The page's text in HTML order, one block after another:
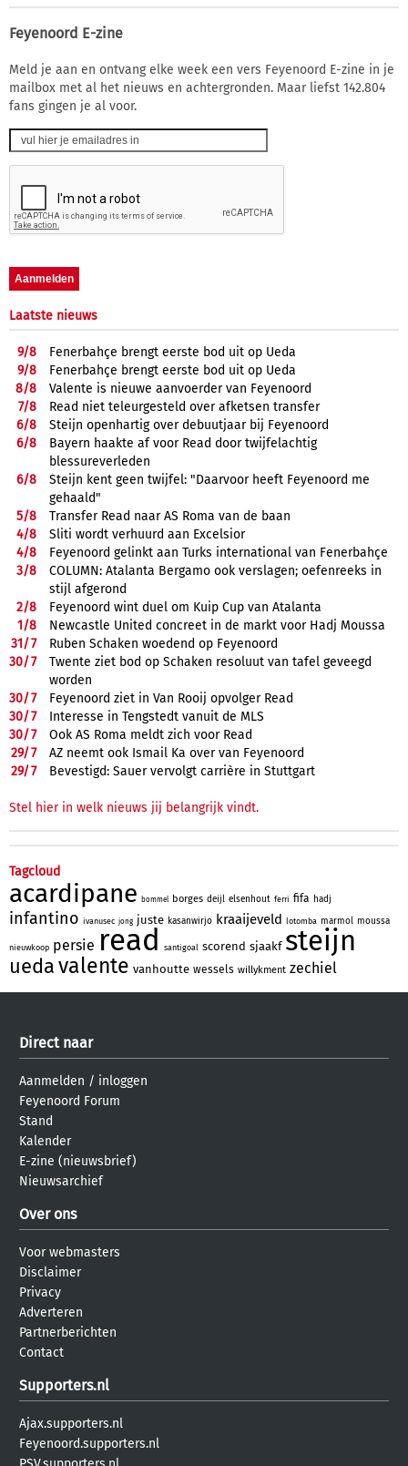
Feyenoord E-zine
Meld je aan en ontvang elke week een vers Feyenoord E-zine in je
mailbox met al het nieuws en achtergronden. Maar liefst 142.804
fans gingen je al voor.
Laatste nieuws
9/8
Fenerbahçe brengt eerste bod uit op Ueda
9/8
Fenerbahçe brengt eerste bod uit op Ueda
8/8
Valente is nieuwe aanvoerder van Feyenoord
7/8
Read niet teleurgesteld over afketsen transfer
6/8
Steijn openhartig over debuutjaar bij Feyenoord
6/8
Bayern haakte af voor Read door twijfelachtig
blessureverleden
6/8
Steijn kent geen twijfel: "Daarvoor heeft Feyenoord me
gehaald"
5/8
Transfer Read naar AS Roma van de baan
4/8
Sliti wordt verhuurd aan Excelsior
4/8
Feyenoord gelinkt aan Turks international van Fenerbahçe
3/8
COLUMN: Atalanta Bergamo ook verslagen; oefenreeks in
stijl afgerond
2/8
Feyenoord wint duel om Kuip Cup van Atalanta
1/8
Newcastle United concreet in de markt voor Hadj Moussa
31/7
Ruben Schaken woedend op Feyenoord
30/7
Twente ziet bod op Schaken resoluut van tafel geveegd
worden
30/7
Feyenoord ziet in Van Rooij opvolger Read
30/7
Interesse in Tengstedt vanuit de MLS
30/7
Ook AS Roma meldt zich voor Read
29/7
AZ neemt ook Ismail Ka over van Feyenoord
29/7 Bevestigd: Sauer vervolgt carrière in Stuttgart
Stel hier in welk nieuws jij belangrijk vindt.
Tagcloud
acardipane bommel borges deijl elsenhout ferri fifa hadj
infantino ivanusec jong juste kasanwirjo kraaijeveld lotomba marmol moussa
nieuwkoop persie read santigoal scorend sjaakf steijn
uedavalente vanhoutte wessels willykment zechiel
Direct naar
Aanmelden / inloggen
Feyenoord Forum
Stand
Kalender
E-zine (nieuwsbrief)
Nieuwsarchief
Over ons
Voor webmasters
Disclaimer
Privacy
Adverteren
Partnerberichten
Contact
Supporters.nl
Ajax.supporters.nl
Feyenoord.supporters.nl